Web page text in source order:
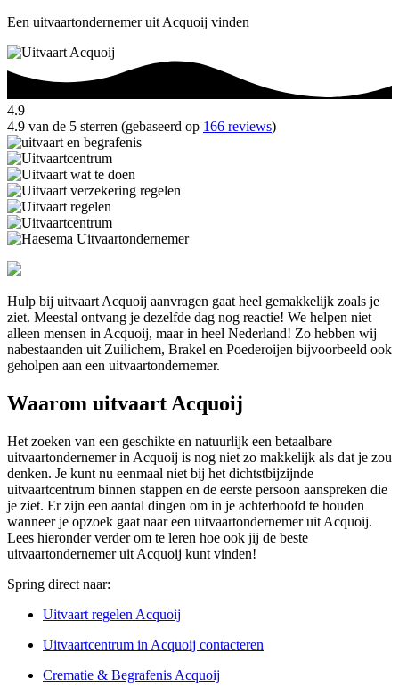
Een uitvaartondernemer uit Acquoij vinden
4.9
4.9 van de 5 sterren (gebaseerd op 166 reviews)
Hulp bij uitvaart Acquoij aanvragen gaat heel gemakkelijk zoals je
ziet. Meestal ontvang je dezelfde dag nog reactie! We helpen niet
alleen mensen in Acquoij, maar in heel Nederland! Zo hebben wij
nabestaanden uit Zuilichem, Brakel en Poederoijen bijvoorbeeld ook
geholpen aan een uitvaartondernemer.
Waarom uitvaart Acquoij
Het zoeken van een geschikte en natuurlijk een betaalbare
uitvaartondernemer in Acquoij is nog niet zo makkelijk als dat je zou
denken. Je kunt nu eenmaal niet bij het dichtstbijzijnde
uitvaartcentrum binnen stappen en de eerste persoon aanspreken die
je ziet. Er zijn een aantal dingen om in je achterhoofd te houden
wanneer je opzoek gaat naar een uitvaartondernemer uit Acquoij.
Lees hieronder verder om te leren hoe ook jij de beste
uitvaartondernemer uit Acquoij kunt vinden!
Spring direct naar:
Uitvaart regelen Acquoij
Uitvaartcentrum in Acquoij contacteren
Crematie & Begrafenis Acquoij